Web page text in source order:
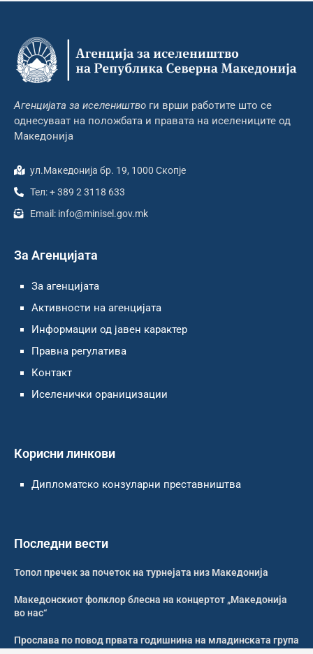
Агенцијата за иселеништво ги врши работите што се
однесуваат на положбата и правата на иселениците од
Македонија
ул.Македонија бр. 19, 1000 Скопје
Тел: + 389 2 3118 633
Email: info@minisel.gov.mk
За Агенцијата
За агенцијата
Активности на агенцијата
Информации од јавен карактер
Правна регулатива
Контакт
Иселенички ораницизации
Корисни линкови
Дипломатско конзуларни преставништва
Последни вести
Топол пречек за почеток на турнејата низ Македонија
Македонскиот фолклор блесна на концертот „Македонија
во нас“
Прослава по повод првата годишнина на младинската група